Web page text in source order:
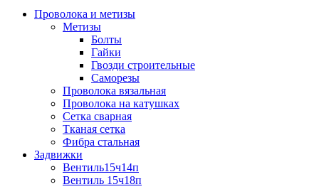
Проволока и метизы
Метизы
Болты
Гайки
Гвозди строительные
Саморезы
Проволока вязальная
Проволока на катушках
Сетка сварная
Тканая сетка
Фибра стальная
Задвижки
Вентиль15ч14п
Вентиль 15ч18п